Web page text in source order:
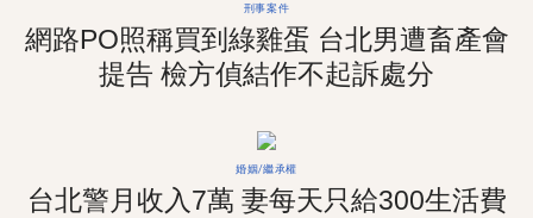
刑事案件
網路PO照稱買到綠雞蛋 台北男遭畜產會
提告 檢方偵結作不起訴處分
婚姻/繼承權
台北警月收入7萬 妻每天只給300生活費